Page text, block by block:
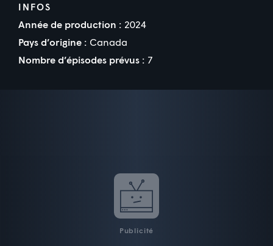
INFOS
Année de production : 2024
Pays d’origine : Canada
Nombre d’épisodes prévus : 7
Publicité